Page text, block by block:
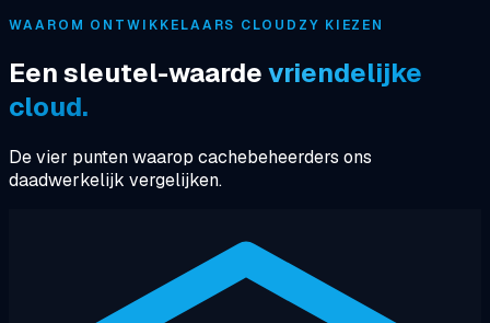
WAAROM ONTWIKKELAARS CLOUDZY KIEZEN
Een sleutel-waardevriendelijke
cloud.
De vier punten waarop cachebeheerders ons
daadwerkelijk vergelijken.